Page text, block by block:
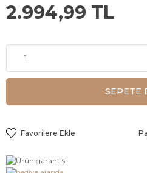
2.994,99 TL
SEPETE